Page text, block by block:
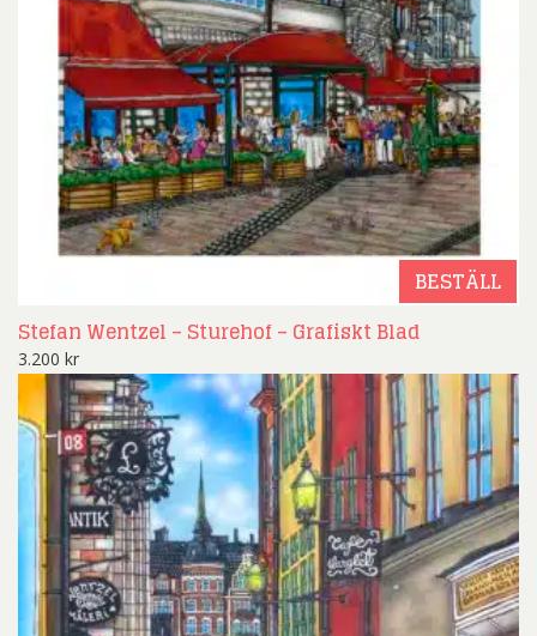
BESTÄLL
Stefan Wentzel – Sturehof – Grafiskt Blad
3.200 kr